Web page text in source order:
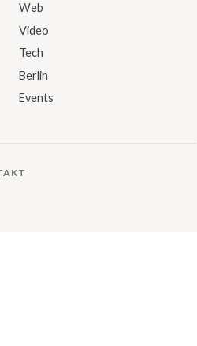
Web
Video
Tech
Berlin
Events